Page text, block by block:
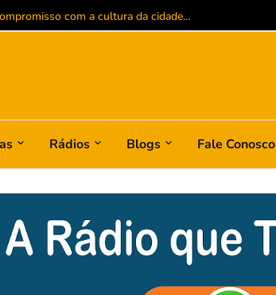
consolida trajetória vitoriosa nas artes marciais...
Rádios Blogs Fale Conosco